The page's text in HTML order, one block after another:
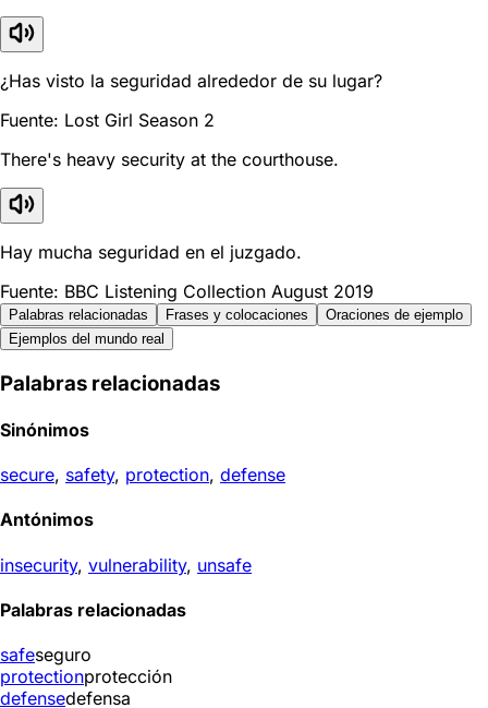
¿Has visto la seguridad alrededor de su lugar?
Fuente: Lost Girl Season 2
There's heavy security at the courthouse.
Hay mucha seguridad en el juzgado.
Fuente: BBC Listening Collection August 2019
Palabras relacionadas Frases y colocaciones
Oraciones de ejemplo
Ejemplos del mundo real
Palabras relacionadas
Sinónimos
secure, safety, protection, defense
Antónimos
insecurity, vulnerability, unsafe
Palabras relacionadas
safeseguro
protectionprotección
defensedefensa